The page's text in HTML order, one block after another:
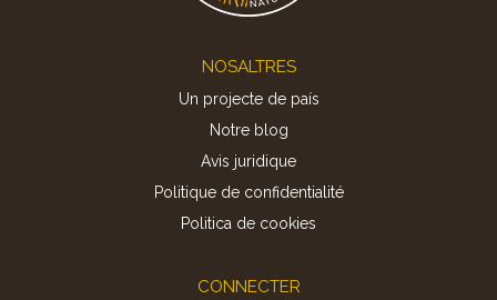
NOSALTRES
Un projecte de país
Notre blog
Avis juridique
Politique de confidentialité
Politica de cookies
CONNECTER